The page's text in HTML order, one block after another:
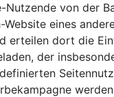
von der
eines
erteilen dort die
der